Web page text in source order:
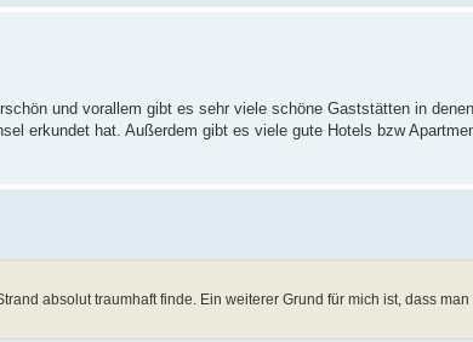
und vorallem gibt es sehr viele schöne Gaststätten in
erkundet hat. Außerdem gibt es viele gute Hotels bzw
absolut traumhaft finde. Ein weiterer Grund für mich ist, dass